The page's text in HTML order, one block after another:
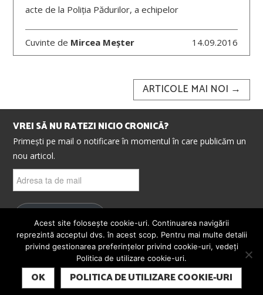
acte de la Poliția Pădurilor, a echipelor
Cuvinte de Mircea Meșter 14.09.2016
navigation
ARTICOLE MAI NOI →
VREI SĂ NU RATEZI NICIO CRONICĂ?
Primești pe mail o notificare în momentul în care publicăm un
nou articol.
ta
mail
ABONEAZĂ-TE
© 2026 CRONICI. SATIRE. ȘARJE. TOATE DREPTURILE
REZERVATE. CRONICI.RO ESTE UN PROIECT MESTER
MEDIA.
SUBSCRIBE
Acest site folosește cookie-uri. Continuarea navigării
reprezintă acceptul dvs. în acest scop. Pentru mai multe detalii
privind gestionarea preferințelor privind cookie-uri, vedeți
Politica de utilizare cookie-uri.
OK POLITICA DE UTILIZARE COOKIE-URI